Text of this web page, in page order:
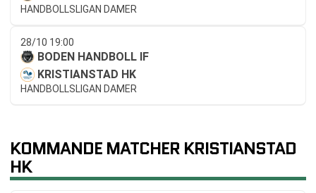
HANDBOLLSLIGAN DAMER
28/10 19:00
BODEN HANDBOLL IF
KRISTIANSTAD HK
HANDBOLLSLIGAN DAMER
KOMMANDE MATCHER KRISTIANSTAD
HK